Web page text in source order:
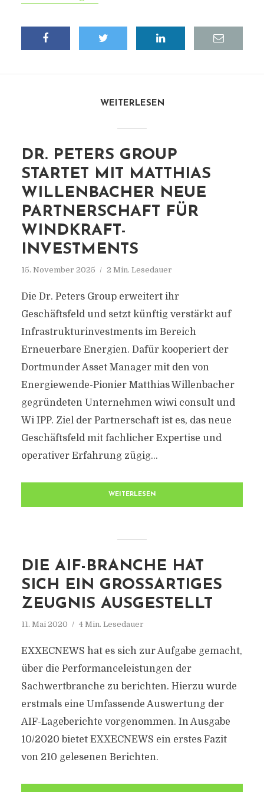
WEITERLESEN
DR. PETERS GROUP
STARTET MIT MATTHIAS
WILLENBACHER NEUE
PARTNERSCHAFT FÜR
WINDKRAFT-
INVESTMENTS
15. November 2025 2 Min. Lesedauer
Die Dr. Peters Group erweitert ihr
Geschäftsfeld und setzt künftig verstärkt auf
Infrastrukturinvestments im Bereich
Erneuerbare Energien. Dafür kooperiert der
Dortmunder Asset Manager mit den von
Energiewende-Pionier Matthias Willenbacher
gegründeten Unternehmen wiwi consult und
Wi IPP. Ziel der Partnerschaft ist es, das neue
Geschäftsfeld mit fachlicher Expertise und
operativer Erfahrung zügig...
WEITERLESEN
DIE AIF-BRANCHE HAT
SICH EIN GROSSARTIGES Z
EUGNIS AUSGESTELLT
11. Mai 2020 4 Min. Lesedauer
EXXECNEWS hat es sich zur Aufgabe gemacht,
über die Performanceleistungen der
Sachwertbranche zu berichten. Hierzu wurde
erstmals eine Umfassende Auswertung der
AIF-Lageberichte vorgenommen. In Ausgabe
10/2020 bietet EXXECNEWS ein erstes Fazit
von 210 gelesenen Berichten.